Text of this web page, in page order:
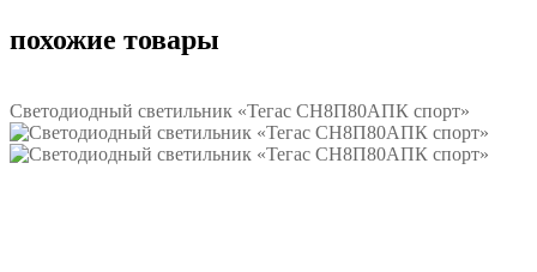
похожие товары
Светодиодный светильник «Тегас СН8П80АПК спорт»